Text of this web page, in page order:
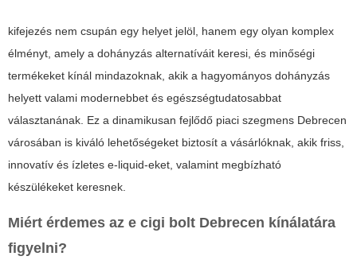
kifejezés nem csupán egy helyet jelöl, hanem egy olyan komplex
élményt, amely a dohányzás alternatíváit keresi, és minőségi
termékeket kínál mindazoknak, akik a hagyományos dohányzás
helyett valami modernebbet és egészségtudatosabbat
választanának. Ez a dinamikusan fejlődő piaci szegmens Debrecen
városában is kiváló lehetőségeket biztosít a vásárlóknak, akik friss,
innovatív és ízletes e-liquid-eket, valamint megbízható
készülékeket keresnek.
Miért érdemes az e cigi bolt Debrecen kínálatára
figyelni?